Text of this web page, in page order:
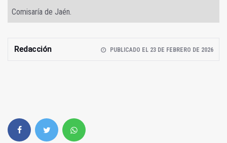
Comisaría de Jaén.
Redacción PUBLICADO EL 23 DE FEBRERO DE 2026